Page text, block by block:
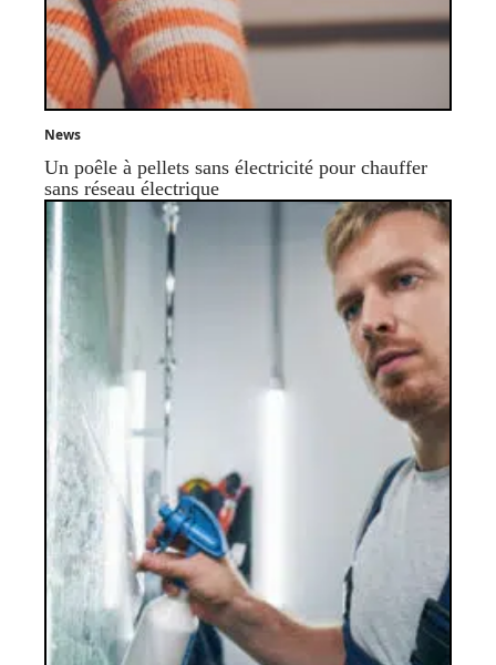
News
Un poêle à pellets sans électricité pour chauffer
sans réseau électrique